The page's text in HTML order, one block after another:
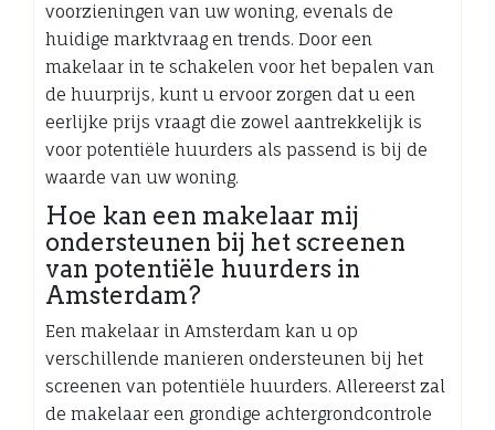
voorzieningen van uw woning, evenals de
huidige marktvraag en trends. Door een
makelaar in te schakelen voor het bepalen van
de huurprijs, kunt u ervoor zorgen dat u een
eerlijke prijs vraagt die zowel aantrekkelijk is
voor potentiële huurders als passend is bij de
waarde van uw woning.
Hoe kan een makelaar mij
ondersteunen bij het screenen
van potentiële huurders in
Amsterdam?
Een makelaar in Amsterdam kan u op
verschillende manieren ondersteunen bij het
screenen van potentiële huurders. Allereerst zal
de makelaar een grondige achtergrondcontrole